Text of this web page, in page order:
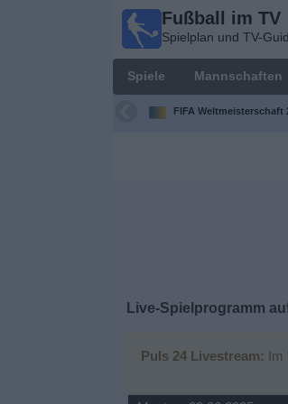
Fußball im TV
Spielplan und TV-
Spiele Mannschaften
FIFA Weltmeisterschaft
Live-Spielprogramm
Puls 24 Livestream: Im